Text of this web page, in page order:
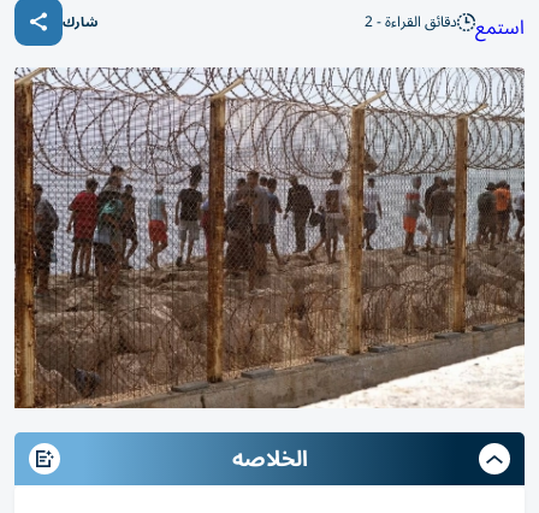
استمع دقائق القراءة - 2 شارك
الخلاصه